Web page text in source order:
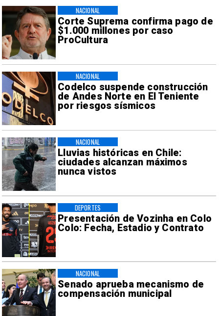
Corte Suprema confirma pago de
$1.000 millones por caso
ProCultura
NACIONAL
Codelco suspende construcción
de Andes Norte en El Teniente
por riesgos sísmicos
NACIONAL
Lluvias históricas en Chile:
ciudades alcanzan máximos
nunca vistos
NACIONAL
Presentación de Vozinha en Colo
Colo: Fecha, Estadio y Contrato
DEPORTES
Senado aprueba mecanismo de
compensación municipal
NACIONAL